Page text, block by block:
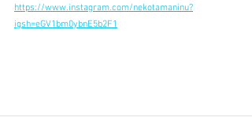
https://www.instagram.com/nekotamaninu?
igsh=eGV1bm0ybnE5b2F1